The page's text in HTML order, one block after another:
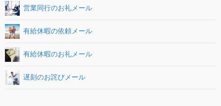
営業同行のお礼メール
有給休暇の依頼メール
有給休暇のお礼メール
遅刻のお詫びメール